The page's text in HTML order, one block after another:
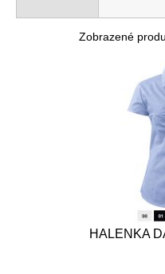
Zobrazené
HALENKA